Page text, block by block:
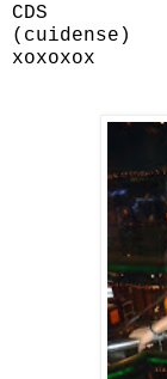
CDS
(cuidense)
xoxoxox